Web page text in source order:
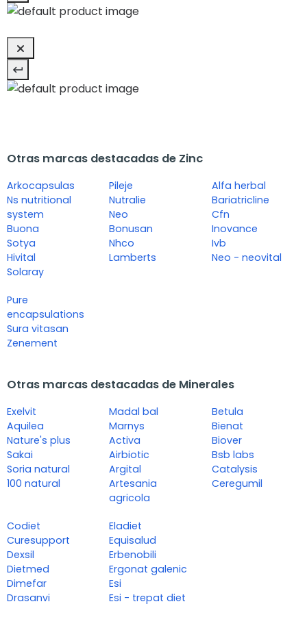
Otras marcas destacadas de Zinc
Arkocapsulas
Ns nutritional
system
Buona
Sotya
Hivital
Solaray
Pileje
Nutralie
Neo
Bonusan
Nhco
Lamberts
Alfa herbal
Bariatricline
Cfn
Inovance
Ivb
Neo - neovital
Pure
encapsulations
Sura vitasan
Zenement
Otras marcas destacadas de Minerales
Exelvit
Aquilea
Nature's plus
Sakai
Soria natural
100 natural
Madal bal
Marnys
Activa
Airbiotic
Argital
Artesania
agricola
Betula
Bienat
Biover
Bsb labs
Catalysis
Ceregumil
Codiet
Curesupport
Dexsil
Dietmed
Dimefar
Drasanvi
Eladiet
Equisalud
Erbenobili
Ergonat galenic
Esi
Esi - trepat diet